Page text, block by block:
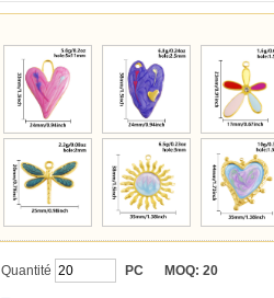
Quantité PC MOQ: 20